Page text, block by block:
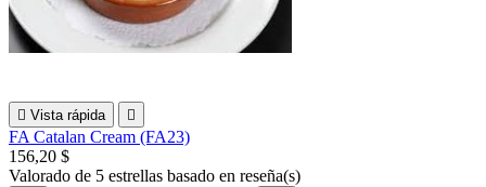
 Vista rápida 
FA Catalan Cream (FA23)
156,20 $
Valorado de 5 estrellas basado en reseña(s)